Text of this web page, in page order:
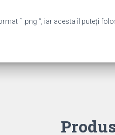
“ .png “, iar acesta îl puteți